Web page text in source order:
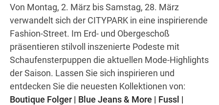
Von Montag, 2. März bis Samstag, 28. März
verwandelt sich der CITYPARK in eine inspirierende
Fashion-Street. Im Erd- und Obergeschoß
präsentieren stilvoll inszenierte Podeste mit
Schaufensterpuppen die aktuellen Mode-Highlights
der Saison. Lassen Sie sich inspirieren und
entdecken Sie die neuesten Kollektionen von:
Boutique Folger | Blue Jeans & More | Fussl |